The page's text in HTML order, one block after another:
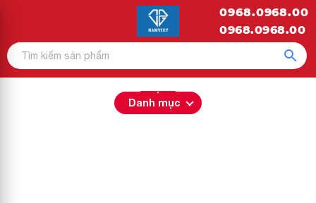
0968.0968.00
0968.0968.00
Danh mục